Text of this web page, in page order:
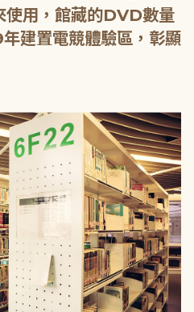
使用，館藏的DVD數量
建置電競體驗區，彰顯